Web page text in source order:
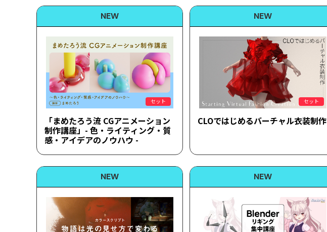
セット
「まめたろう流 CGアニメーション
制作講座」- 色・ライティング・質
感・アイデアのノウハウ -
セット
CLOではじめるバーチャル衣装制作